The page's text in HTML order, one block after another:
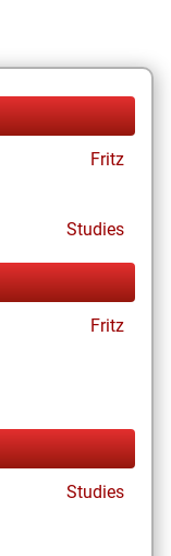
Fritz
Studies
Fritz
Studies